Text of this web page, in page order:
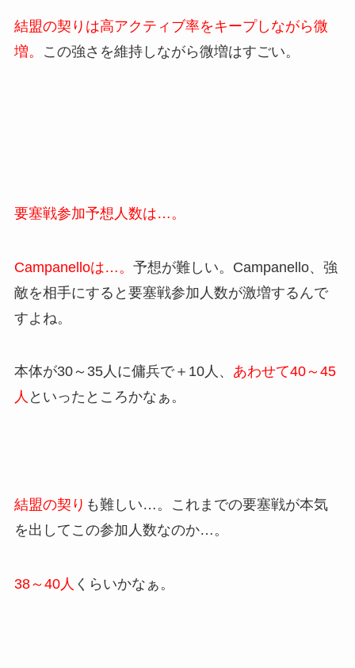
結盟の契りは高アクティブ率をキープしながら微
増。
この強さを維持しながら微増はすごい。
要塞戦参加予想人数は…。
Campanelloは…。 予想が難しい。Campanello、強
敵を相手にすると要塞戦参加人数が激増するんで
すよね。
本体が30～35人に傭兵で＋10人、 あわせて40～45
人 といったところかなぁ。
結盟の契り も難しい…。これまでの要塞戦が本気
を出してこの参加人数なのか…。
38～40人 くらいかなぁ。